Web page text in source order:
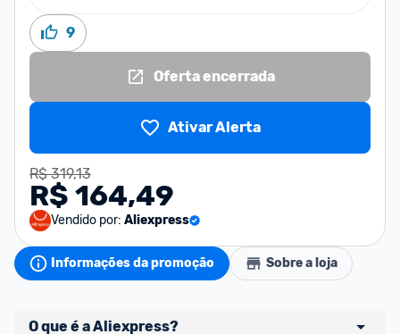
9
Oferta encerrada
Ativar Alerta
R$ 319,13
R$ 164,49
Vendido por: Aliexpress
Informações da promoção Sobre a loja
O que é a Aliexpress?